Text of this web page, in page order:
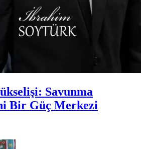
Savunma
Bir Güç Merkezi